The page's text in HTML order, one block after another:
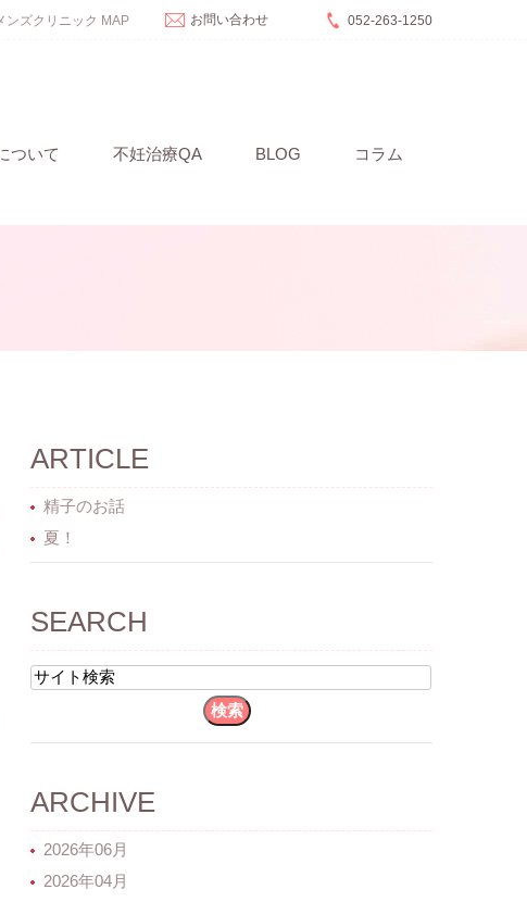
ンズクリニック MAP お問い合わせ 052-263-1250
ついて 不妊治療QA BLOG コラム
ARTICLE
精子のお話
夏！
SEARCH
ARCHIVE
2026年06月
2026年04月